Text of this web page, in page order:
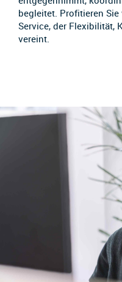
begleitet. Profitieren
Service, der Flexibilität,
vereint.